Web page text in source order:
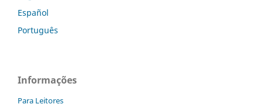
Español
Português
Informações
Para Leitores